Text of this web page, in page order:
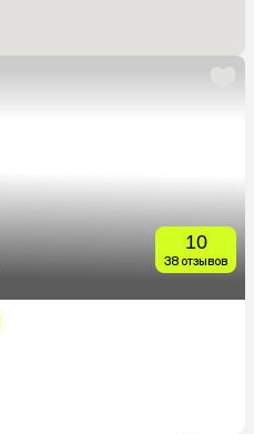
10
38 отзывов